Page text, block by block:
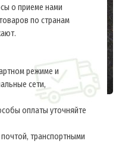
о приеме нами
по странам
режиме и
сети,
оплаты уточняйте
транспортными